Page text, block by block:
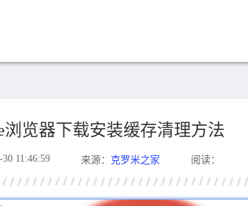
浏览器下载安装缓存清理方法
11:46:59 来源： 克罗米之家 阅读：